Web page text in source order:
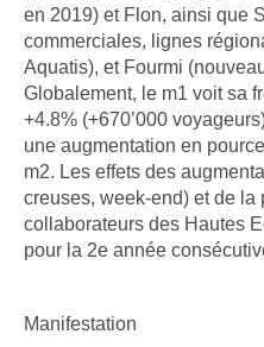
en 2019) et Flon, ainsi que
commerciales, lignes
Aquatis), et Fourmi
Globalement, le m1 voit sa
+4.8% (+670’000
une augmentation en
m2. Les effets des
creuses, week-end) et de
collaborateurs des Hautes
pour la 2e année
Manifestation